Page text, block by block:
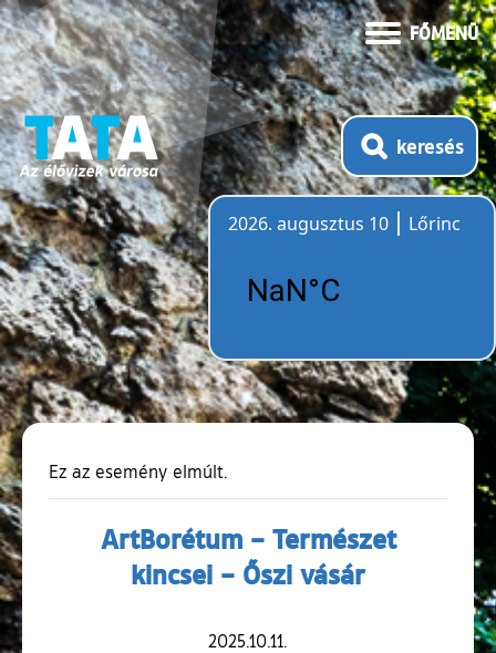
FŐMENÜ
keresés
2026. augusztus 10
Lőrinc
Ez az esemény elmúlt.
ArtBorétum – Természet
kincsei – Őszi vásár
2025.10.11.